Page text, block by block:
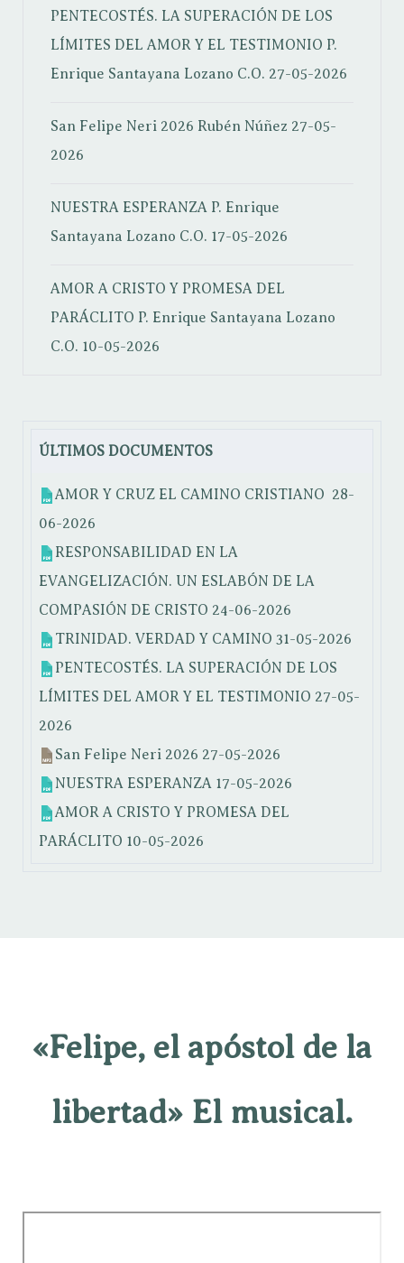
PENTECOSTÉS. LA SUPERACIÓN DE LOS
LÍMITES DEL AMOR Y EL TESTIMONIO P.
Enrique Santayana Lozano C.O. 27-05-2026
San Felipe Neri 2026 Rubén Núñez 27-05-
2026
NUESTRA ESPERANZA P. Enrique
Santayana Lozano C.O. 17-05-2026
AMOR A CRISTO Y PROMESA DEL
PARÁCLITO P. Enrique Santayana Lozano
C.O. 10-05-2026
ÚLTIMOS DOCUMENTOS
AMOR Y CRUZ EL CAMINO CRISTIANO 28-
06-2026
RESPONSABILIDAD EN LA
EVANGELIZACIÓN. UN ESLABÓN DE LA
COMPASIÓN DE CRISTO 24-06-2026
TRINIDAD. VERDAD Y CAMINO 31-05-2026
PENTECOSTÉS. LA SUPERACIÓN DE LOS
LÍMITES DEL AMOR Y EL TESTIMONIO 27-05-
2026
San Felipe Neri 2026 27-05-2026
NUESTRA ESPERANZA 17-05-2026
AMOR A CRISTO Y PROMESA DEL
PARÁCLITO 10-05-2026
«Felipe, el apóstol de la
libertad» El musical.